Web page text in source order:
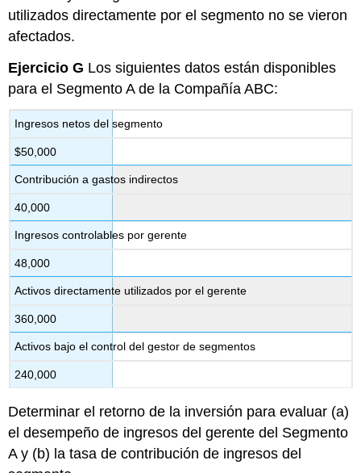
utilizados directamente por el segmento no se vieron
afectados.
Ejercicio G Los siguientes datos están disponibles
para el Segmento A de la Compañía ABC:
Ingresos netos del segmento
$50,000
Contribución a gastos indirectos
40,000
Ingresos controlables por gerente
48,000
Activos directamente utilizados por el gerente
360,000
Activos bajo el control del gestor de segmentos
240,000
Determinar el retorno de la inversión para evaluar (a)
el desempeño de ingresos del gerente del Segmento
A y (b) la tasa de contribución de ingresos del